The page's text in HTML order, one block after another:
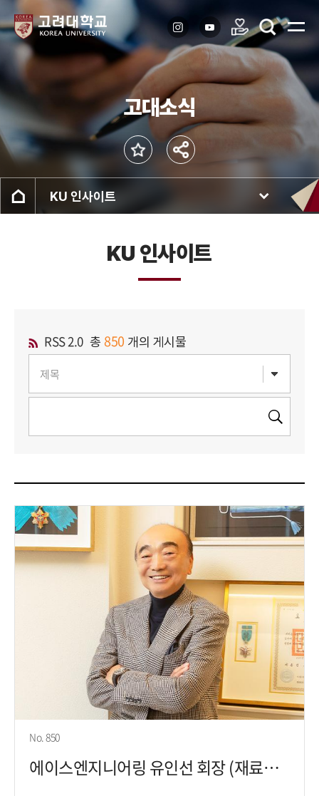
고대소식
KU 인사이트
KU 인사이트
RSS 2.0 총 850 개의 게시물
No. 850
에이스엔지니어링 유인선 회장 (재료공학 70), 나를 덜어 남을 돕는 것